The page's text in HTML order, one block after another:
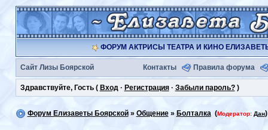
ФОРУМ АКТРИСЫ ТЕАТРА И КИНО
Сайт Лизы Боярской Контакты Правила форума
Здравствуйте, Гость ( Вход· Регистрация· Забыли пароль?)
Форум Елизаветы Боярской» Общение» Болталка (Модератор: Дан)